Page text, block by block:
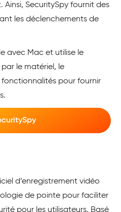
SecuritySpy fournit des
les déclenchements de
avec Mac et utilise le
le matériel, le
pour fournir
d’enregistrement vidéo
de pointe pour faciliter
pour les utilisateurs. Basé